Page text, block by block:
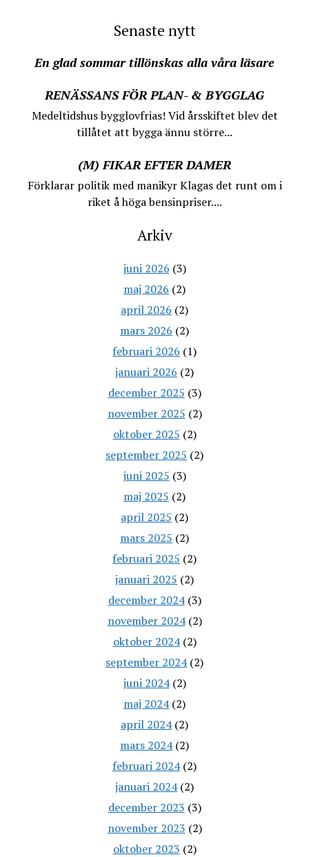
Senaste nytt
En glad sommar tillönskas alla våra läsare
RENÄSSANS FÖR PLAN- & BYGGLAG
Medeltidshus bygglovfrias! Vid årsskiftet blev det
tillåtet att bygga ännu större...
(M) FIKAR EFTER DAMER
Förklarar politik med manikyr Klagas det runt om i
riket å höga bensinpriser....
Arkiv
juni 2026 (3)
maj 2026 (2)
april 2026 (2)
mars 2026 (2)
februari 2026 (1)
januari 2026 (2)
december 2025 (3)
november 2025 (2)
oktober 2025 (2)
september 2025 (2)
juni 2025 (3)
maj 2025 (2)
april 2025 (2)
mars 2025 (2)
februari 2025 (2)
januari 2025 (2)
december 2024(3)
november 2024(2)
oktober 2024(2)
september 2024(2)
juni 2024(2)
maj 2024(2)
april 2024(2)
mars 2024(2)
februari 2024(2)
januari 2024(2)
december 2023 (3)
november 2023 (2)
oktober 2023 (2)